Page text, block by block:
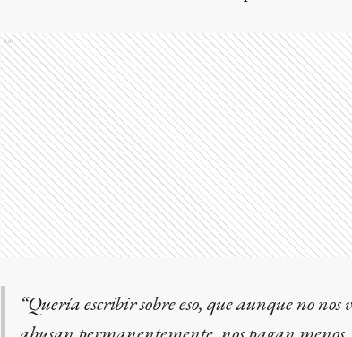
Ads
“Quería escribir sobre eso, que aunque no